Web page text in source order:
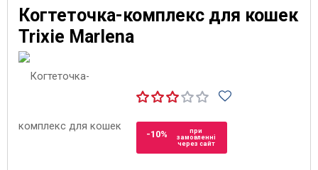
Когтеточка-комплекс для кошек
Trixie Marlena
-10%
при
замовленні
через сайт